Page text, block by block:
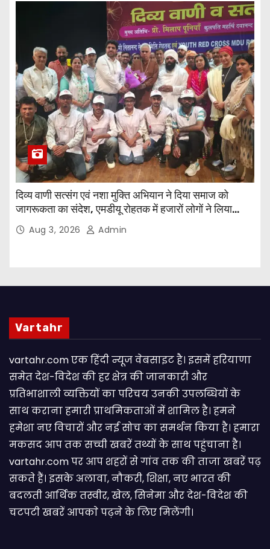
दिव्य वाणी सत्संग एवं नशा मुक्ति अभियान ने दिया समाज को
जागरूकता का संदेश, एमडीयू रोहतक में हजारों लोगों ने लिया
संकल्पAug 3, 2026 Admin
Vartahr
vartahr.com एक हिंदी न्यूज वेबसाइट है। इसमें हरियाणा
समेत देश-विदेश की हर क्षेत्र की जानकारी और
प्रतिभाशाली व्यक्तियों का परिचय उनकी उपलब्धियों के
साथ कराना हमारी प्राथमिकताओं में शामिल है। हमने
हमेशा नए विचारों और नई सोच का समर्थन किया है। हमारा
मकसद आप तक सच्ची खबरें तथ्यों के साथ पहुंचाना है।
vartahr.com पर आप शहरों से गांव तक की ताजा खबरें पढ़
सकते हैं। इसके अलावा, नौकरी, शिक्षा, नए भारत की
बदलती आर्थिक तस्वीर, खेल, सिनेमा और देश-विदेश की
चटपटी खबरें आपकाे पढ़ने के लिए मिलेंगी।